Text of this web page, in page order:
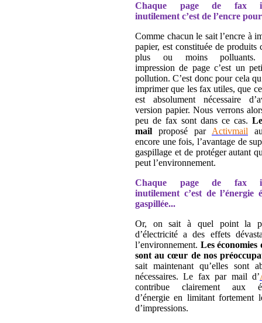
Chaque page de fax
inutilement c’est de l’encre
Comme chacun le sait l’encre à
papier, est constituée de produits
plus ou moins polluants.
impression de page c’est un
pollution. C’est donc pour cela
imprimer que les fax utiles, que
est absolument nécessaire
version papier. Nous verrons
peu de fax sont dans ce cas.
mail proposé par Activmail
encore une fois, l’avantage de
gaspillage et de protéger autant
peut l’environnement.
Chaque page de fax
inutilement c’est de l’énergie
gaspillée...
Or, on sait à quel point la
d’électricité a des effets
l’environnement. Les économies
sont au cœur de nos
sait maintenant qu’elles sont
nécessaires. Le fax par mail d’
contribue clairement aux
d’énergie en limitant fortement
d’impressions.